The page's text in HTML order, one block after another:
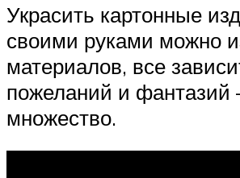
Украсить картонные
своими руками можно
материалов, все
пожеланий и фантазий
множество.